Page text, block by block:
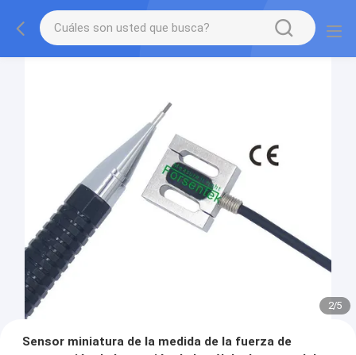
2/5
Sensor miniatura de la medida de la fuerza de